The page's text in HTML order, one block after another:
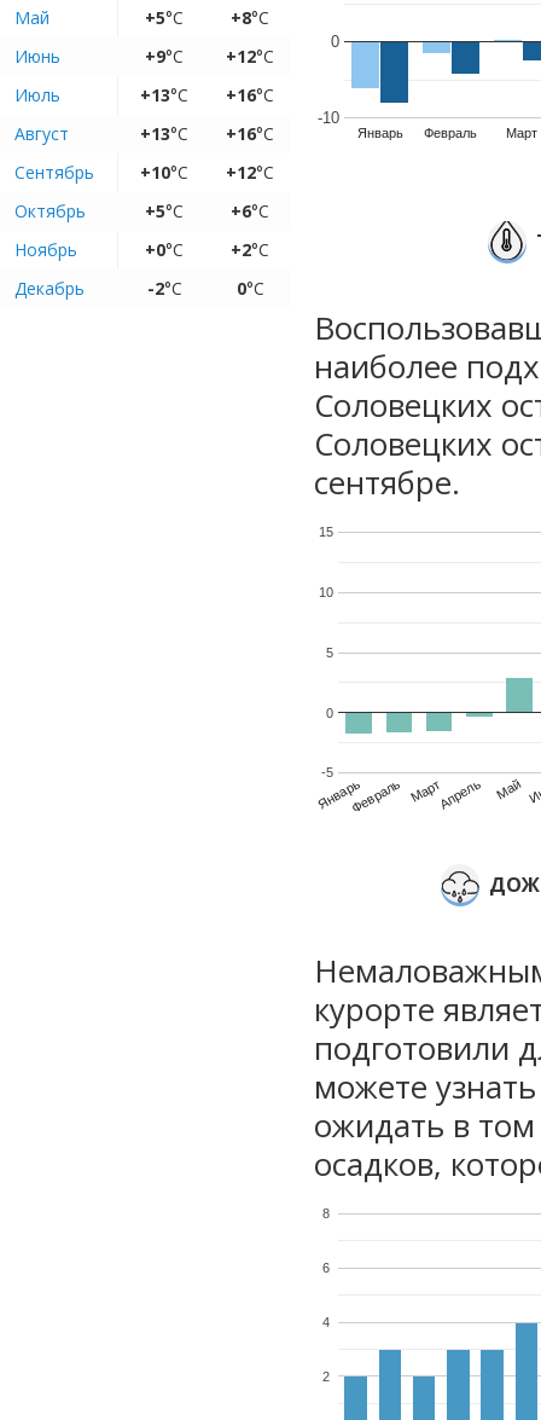
Май
+5°C +8°C
Июнь
+9°C +12°C
Июль
+13°C +16°C
Август
+13°C +16°C
Сентябрь
+10°C +12°C
Октябрь
+5°C +6°C
Ноябрь
+0°C +2°C
Декабрь
-2°C 0°C
Январь Февраль Март
-10
0
наиболее
Соловецких
Соловецких
сентябре.
ЯнварьФевраль МартАпрель Май
-5
0
5
10
15
курорте
подготовили
можете
ожидать в
осадков,
2
4
6
8